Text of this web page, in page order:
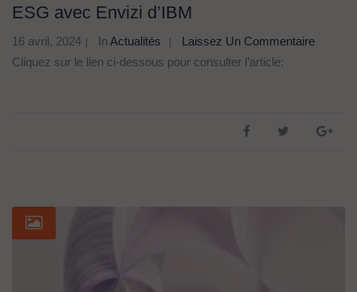
ESG avec Envizi d’IBM
16 avril, 2024 In Actualités
Laissez Un Commentaire
Cliquez sur le lien ci-dessous pour consulter l’article: